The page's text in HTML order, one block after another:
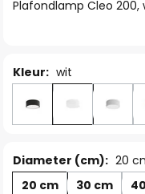
Plafondlamp Cleo 200,
Kleur: wit
Diameter (cm): 20
20 cm
30 cm